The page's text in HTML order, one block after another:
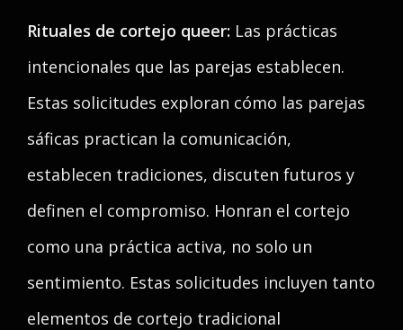
Rituales de cortejo queer: Las prácticas
intencionales que las parejas establecen.
Estas solicitudes exploran cómo las parejas
sáficas practican la comunicación,
establecen tradiciones, discuten futuros y
definen el compromiso. Honran el cortejo
como una práctica activa, no solo un
sentimiento. Estas solicitudes incluyen tanto
elementos de cortejo tradicional